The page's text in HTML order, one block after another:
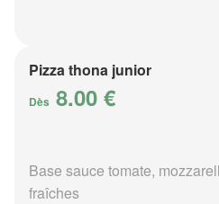
Pizza thona junior
Dès 8.00 €
Base sauce tomate,
fraîches